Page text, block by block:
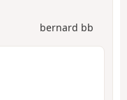
bernard bb